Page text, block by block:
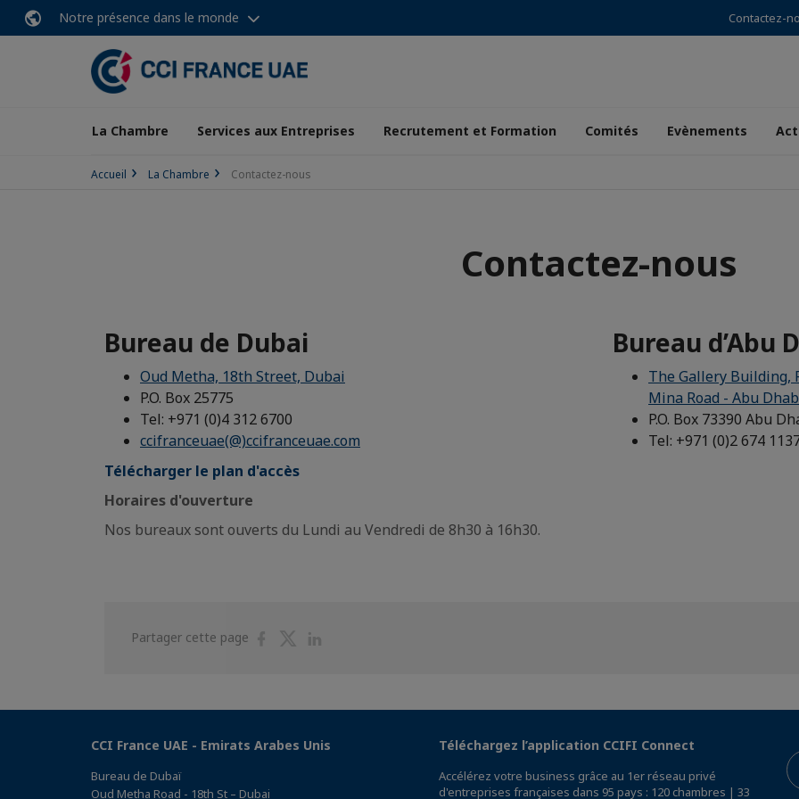
Notre présence dans le monde Contactez-
La Chambre Services aux Entreprises Recrutement et Formation Comités Evènements
Accueil La Chambre Contactez-nous
Contactez-nous
Bureau de Dubai
Oud Metha, 18th Street, Dubai
P.O. Box 25775
Tel: +971 (0)4 312 6700
ccifranceuae(@)ccifranceuae.com
Télécharger le plan d'accès
Horaires d'ouverture
Nos bureaux sont ouverts du Lundi au Vendredi de 8h30 à 16h30.
Bureau d’Abu
The Gallery Building,
Mina Road - Abu
P.O. Box 73390 Abu
Tel: +971 (0)2 674
Partager cette page
PartagerPartager
CCI France UAE - Emirats Arabes Unis
Bureau de Dubaï
Oud Metha Road - 18th St – Dubai
Téléchargez l’application CCIFI Connect
Accélérez votre business grâce au 1er réseau privé
d'entreprises françaises dans 95 pays : 120 chambres | 33